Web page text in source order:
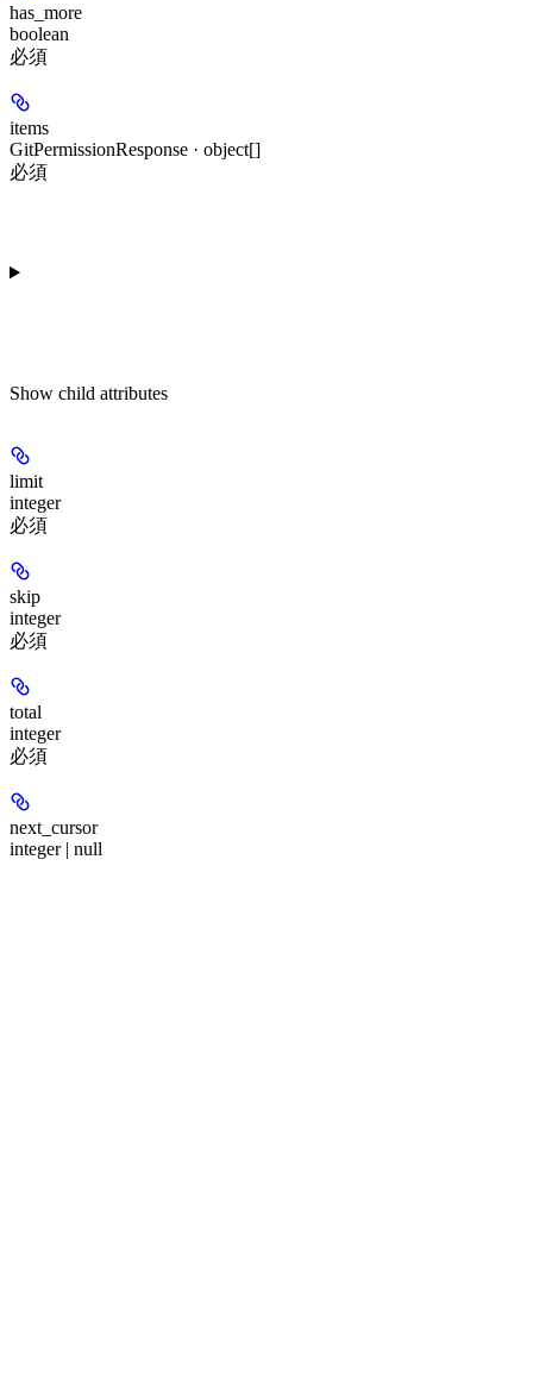
has_more
boolean
必須
items
GitPermissionResponse · object[]
必須
Show child attributes
limit
integer
必須
skip
integer
必須
total
integer
必須
next_cursor
integer | null